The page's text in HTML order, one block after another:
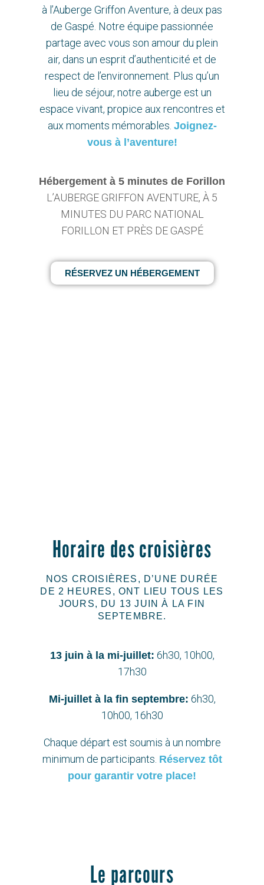
à l’Auberge Griffon Aventure, à deux pas
de Gaspé. Notre équipe passionnée
partage avec vous son amour du plein
air, dans un esprit d’authenticité et de
respect de l’environnement. Plus qu’un
lieu de séjour, notre auberge est un
espace vivant, propice aux rencontres et
aux moments mémorables. Joignez-
vous à l’aventure!
Hébergement à 5 minutes de Forillon
L’AUBERGE GRIFFON AVENTURE, À 5
MINUTES DU PARC NATIONAL
FORILLON ET PRÈS DE GASPÉ
RÉSERVEZ UN HÉBERGEMENT
Horaire des croisières
NOS CROISIÈRES, D’UNE DURÉE
DE 2 HEURES, ONT LIEU TOUS LES
JOURS, DU 13 JUIN À LA FIN
SEPTEMBRE.
13 juin à la mi-juillet: 6h30, 10h00,
17h30
Mi-juillet à la fin septembre: 6h30,
10h00, 16h30
Chaque départ est soumis à un nombre
minimum de participants. Réservez tôt
pour garantir votre place!
Le parcours